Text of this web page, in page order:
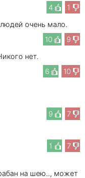
4
1
очень мало.
10
9
нет.
6
10
9
7
1
7
на шею.., может